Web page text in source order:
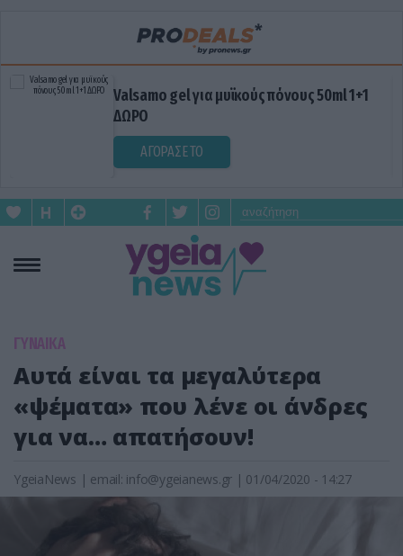
Valsamo gel για μυϊκούς πόνους 50ml 1+1
ΔΩΡΟ
ΑΓΟΡΑΣΕ ΤΟ
ΓΥΝΑΙΚΑ
Αυτά είναι τα μεγαλύτερα
«ψέματα» που λένε οι άνδρες
για να… απατήσουν!
YgeiaNews | email: info@ygeianews.gr | 01/04/2020 - 14:27